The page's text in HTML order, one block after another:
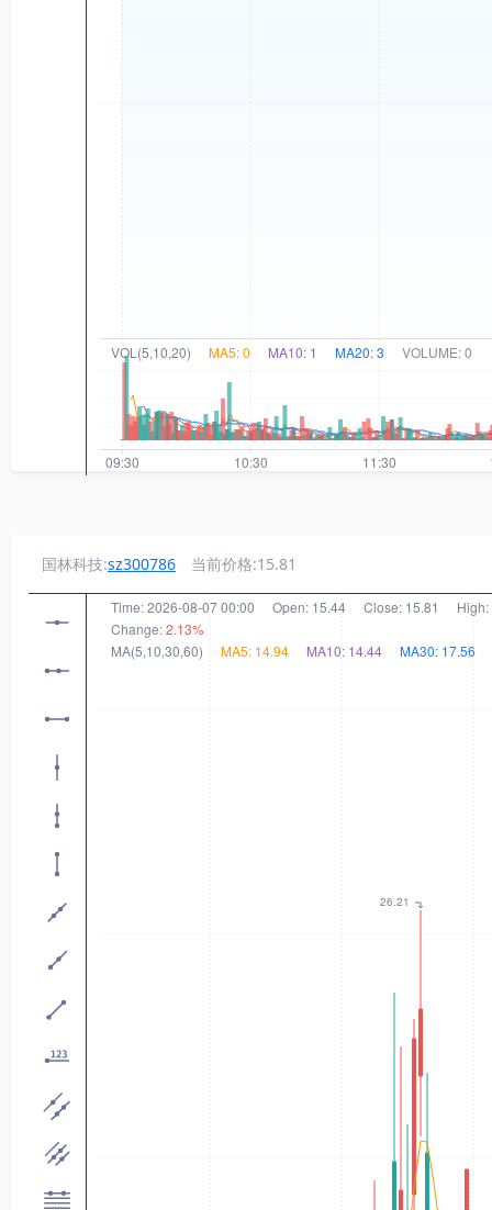
国林科技:sz300786 当前价格:15.81